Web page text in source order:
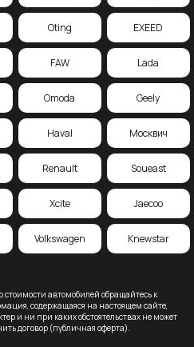
автомобилей обращайтесь к
содержащаяся на настоящем сайте,
и ни при каких обстоятельствах не может
договор (публичная оферта).
Oting EXEED
FAW Lada
Omoda Geely
Haval Москвич
Renault Soueast
Xcite Jaecoo
Volkswagen Knewstar